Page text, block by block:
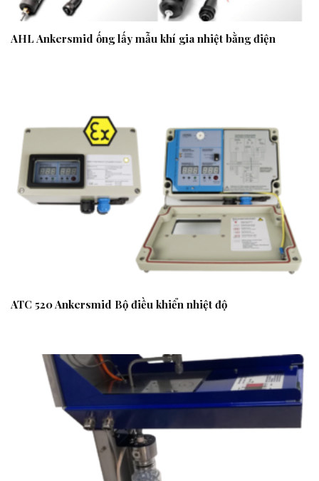
AHL Ankersmid ống lấy mẫu khí gia nhiệt bằng điện
ATC 520 Ankersmid Bộ điều khiển nhiệt độ